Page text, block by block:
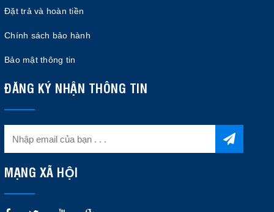
Đặt trả và hoàn tiền
Chính sách bảo hành
Bảo mật thông tin
ĐĂNG KÝ NHẬN THÔNG TIN
MẠNG XÃ HỘI